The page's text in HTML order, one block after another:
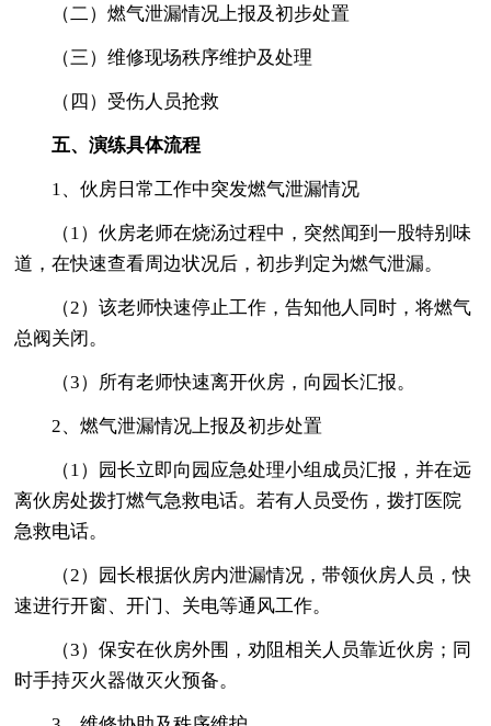
（二）燃气泄漏情况上报及初步处置
（三）维修现场秩序维护及处理
（四）受伤人员抢救
五、演练具体流程
1、伙房日常工作中突发燃气泄漏情况
（1）伙房老师在烧汤过程中，突然闻到一股特别味
道，在快速查看周边状况后，初步判定为燃气泄漏。
（2）该老师快速停止工作，告知他人同时，将燃气
总阀关闭。
（3）所有老师快速离开伙房，向园长汇报。
2、燃气泄漏情况上报及初步处置
（1）园长立即向园应急处理小组成员汇报，并在远
离伙房处拨打燃气急救电话。若有人员受伤，拨打医院
急救电话。
（2）园长根据伙房内泄漏情况，带领伙房人员，快
速进行开窗、开门、关电等通风工作。
（3）保安在伙房外围，劝阻相关人员靠近伙房；同
时手持灭火器做灭火预备。